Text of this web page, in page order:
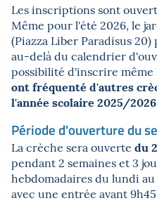
Les inscriptions sont
Même pour l'été 2026, le
(Piazza Liber Paradisus
au-delà du calendrier
possibilité d'inscrire même
ont fréquenté d'autres
l'année scolaire 2025/2026
Période d'ouverture du
La crèche sera ouverte du
pendant 2 semaines et 3
hebdomadaires du lundi
avec une entrée avant